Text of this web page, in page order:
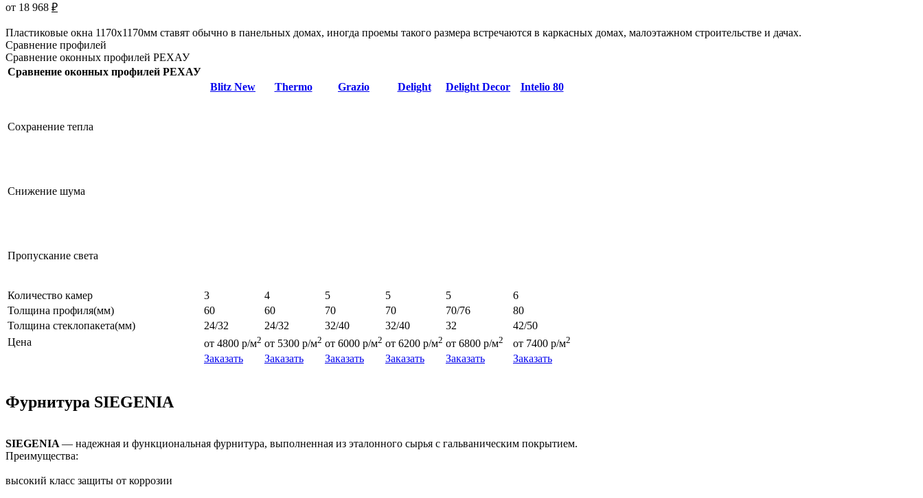
от 18 968 ₽
Пластиковые окна 1170х1170мм ставят обычно в панельных домах, иногда проемы такого размера встречаются в каркасных домах, малоэтажном строительстве и дачах.
Сравнение профилей
Сравнение оконных профилей РЕХАУ
Сравнение оконных профилей РЕХАУ
Blitz New
Thermo Grazio Delight Delight Decor Intelio 80
Сохранение тепла
Снижение шума
Пропускание света
Количество камер 3 4 5 5 5
6
Толщина профиля(мм)
60 60 70 70 70/76
80
Толщина стеклопакета(мм)
24/32 24/32 32/40 32/40 32
42/50
Цена
от 4800 р/м2 от 5300 р/м2 от 6000 р/м2 от 6200 р/м2 от 6800 р/м2 от 7400 р/м2
Заказать Заказать Заказать Заказать Заказать Заказать
Фурнитура SIEGENIA
SIEGENIA — надежная и функциональная фурнитура, выполненная из эталонного сырья с гальваническим покрытием.
Преимущества:
высокий класс защиты от коррозии